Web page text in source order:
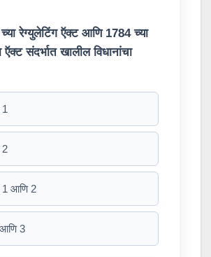
रेग्युलेटिंग ऍक्ट आणि 1784 च्या
ऍक्ट संदर्भात खालील विधानांचा
आणि 2
3